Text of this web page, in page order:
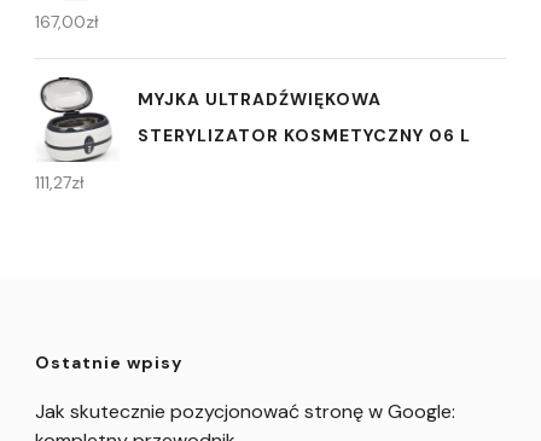
167,00zł
MYJKA ULTRADŹWIĘKOWA
STERYLIZATOR KOSMETYCZNY 06 L
111,27zł
Ostatnie wpisy
Jak skutecznie pozycjonować stronę w Google: